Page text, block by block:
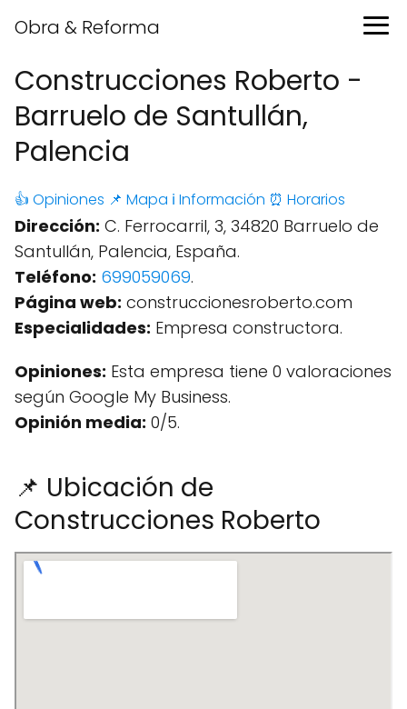
Obra & Reforma
Construcciones Roberto -
Barruelo de Santullán,
Palencia
👍 Opiniones 📌 Mapa ℹ️ Información ⏰ Horarios
Dirección: C. Ferrocarril, 3, 34820 Barruelo de
Santullán, Palencia, España.
Teléfono: 699059069.
Página web: construccionesroberto.com
Especialidades: Empresa constructora.
Opiniones: Esta empresa tiene 0 valoraciones
según Google My Business.
Opinión media: 0/5.
📌 Ubicación de
Construcciones Roberto